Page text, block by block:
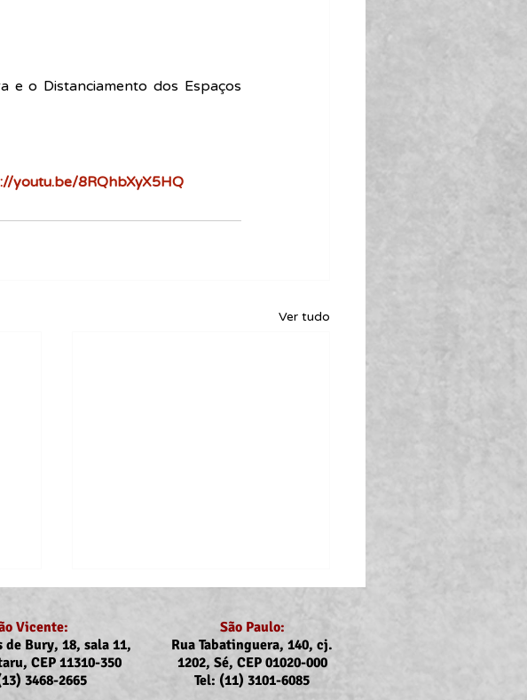
e o Distanciamento dos Espaços
youtu.be/8RQhbXyX5HQ
Ver tudo
Vicente:
de Bury, 18, sala 11,
CEP 11310-350
3468-2665
São Paulo:
Rua Tabatinguera, 140, cj.
1202, Sé, CEP 01020-000
Tel: (11) 3101-6085